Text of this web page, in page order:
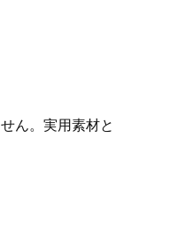
ん。実用素材と